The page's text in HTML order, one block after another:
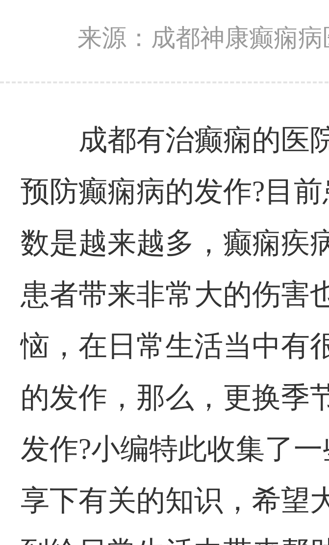
来源：成都神康癫痫病
成都有治癫痫的医
预防癫痫病的发作?目
数是越来越多，癫痫疾
患者带来非常大的伤害
恼，在日常生活当中有
的发作，那么，更换季
发作?小编特此收集了
享下有关的知识，希望